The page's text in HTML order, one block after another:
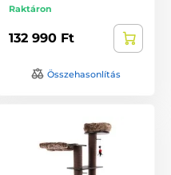
Raktáron
132 990 Ft
Összehasonlítás